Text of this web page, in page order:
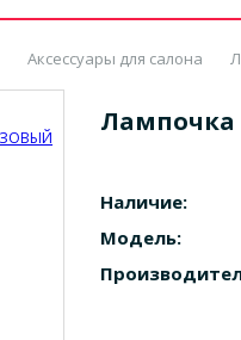
Аксессуары для салона
Лампочка
Наличие:
Модель: